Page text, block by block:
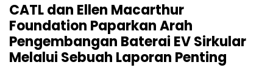
CATL dan Ellen Macarthur
Foundation Paparkan Arah
Pengembangan Baterai EV Sirkular
Melalui Sebuah Laporan Penting